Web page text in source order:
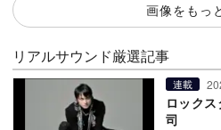
画像をもっ
リアルサウンド厳選記事
連載
ロック
司